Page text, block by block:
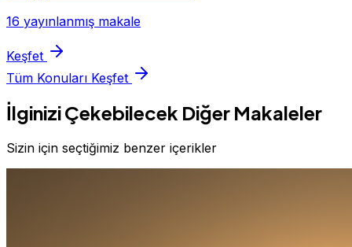
16 yayınlanmış makale
Keşfet
Tüm Konuları Keşfet
İlginizi Çekebilecek Diğer Makaleler
Sizin için seçtiğimiz benzer içerikler